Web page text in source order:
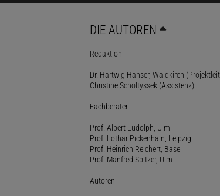
DIE AUTOREN
Redaktion
Dr. Hartwig Hanser, Waldkirch
Christine Scholtyssek (Assistenz)
Fachberater
Prof. Albert Ludolph, Ulm
Prof. Lothar Pickenhain, Leipzig
Prof. Heinrich Reichert, Basel
Prof. Manfred Spitzer, Ulm
Autoren